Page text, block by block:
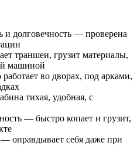
долговечность — проверена
траншеи, грузит материалы,
машиной
во дворах, под арками,
тихая, удобная, с
— быстро копает и грузит,
оправдывает себя даже при